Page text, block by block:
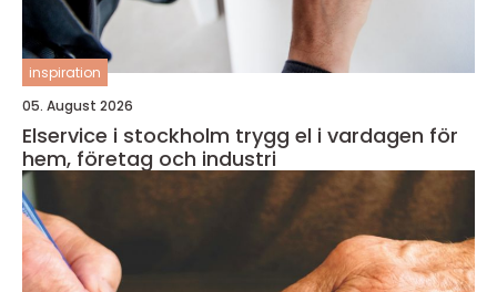
inspiration
05. August 2026
Elservice i stockholm trygg el i vardagen för
hem, företag och industri